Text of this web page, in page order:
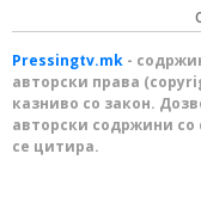
Pressingtv.mk -
авторски права
казниво со закон.
авторски содржини со
се цитира.